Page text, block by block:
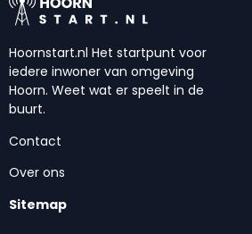
Hoornstart.nl Het startpunt voor
iedere inwoner van omgeving
Hoorn. Weet wat er speelt in de
buurt.
Contact
Over ons
Sitemap